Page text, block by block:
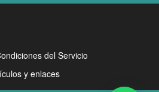
del Servicio
y enlaces